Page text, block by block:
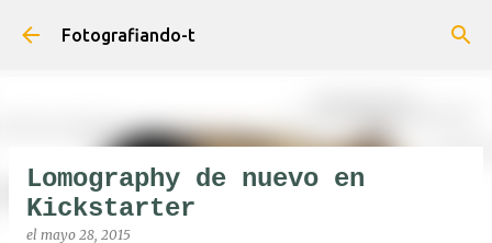
Ir al contenido principal
Fotografiando-t
Lomography de nuevo en
Kickstarter
el mayo 28, 2015